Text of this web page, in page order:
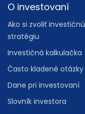
O investovaní
Ako si zvoliť investičnú
stratégiu
Investičná kalkulačka
Často kladené otázky
Dane pri investovaní
Slovník investora